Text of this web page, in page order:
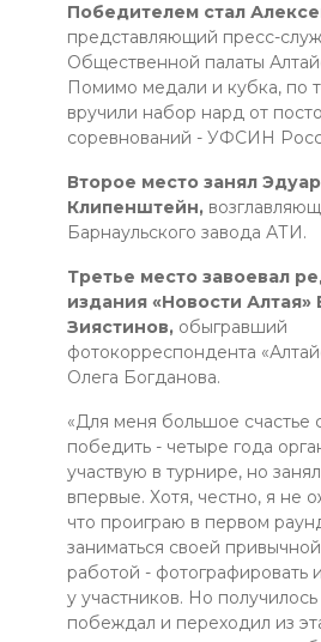
Победителем стал
представляющий пресс-
Общественной палаты
Помимо медали и кубка, по
вручили набор нард от
соревнований - УФСИН
Второе место занял
Клипенштейн,
Барнаульского завода АТИ.
Третье место завоевал
издания «Новости Алтая»
Зиястинов, обыгравший
фотокорреспондента
Олега Богданова.
«Для меня большое счастье
победить - четыре года
участвую в турнире, но
впервые. Хотя, честно, я не
что проиграю в первом
заниматься своей
работой - фотографировать
у участников. Но получилось
побеждал и переходил из